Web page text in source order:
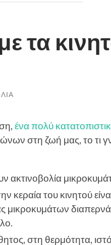
τα
ένα πολύ
στη ζωή μας, το τι
ακτινοβολία
του κινητού
μικροκυμάτων
στη θερμότητα,